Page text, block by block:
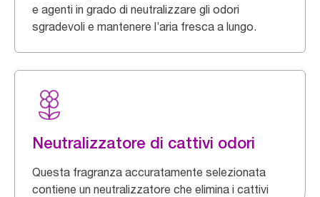
e agenti in grado di neutralizzare gli odori
sgradevoli e mantenere l’aria fresca a lungo.
Neutralizzatore di cattivi odori
Questa fragranza accuratamente selezionata
contiene un neutralizzatore che elimina i cattivi